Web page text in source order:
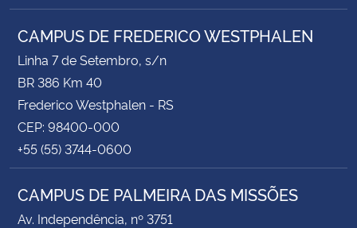
CAMPUS DE FREDERICO WESTPHALEN
Linha 7 de Setembro, s/n
BR 386 Km 40
Frederico Westphalen - RS
CEP: 98400-000
+55 (55) 3744-0600
CAMPUS DE PALMEIRA DAS MISSÕES
Av. Independência, nº 3751